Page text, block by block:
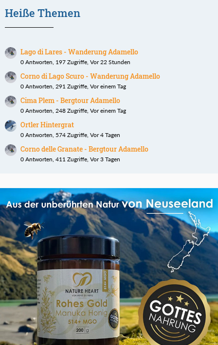
Heiße Themen
Lago di Lares - Wanderung Adamello
0 Antworten, 197 Zugriffe, Vor 22 Stunden
Corno di Lago Scuro - Wanderung Adamello
0 Antworten, 291 Zugriffe, Vor einem Tag
Cima Plem - Bergtour Adamello
0 Antworten, 248 Zugriffe, Vor einem Tag
Ortler Hintergrat
0 Antworten, 574 Zugriffe, Vor 4 Tagen
Corno delle Granate - Bergtour Adamello
0 Antworten, 411 Zugriffe, Vor 3 Tagen